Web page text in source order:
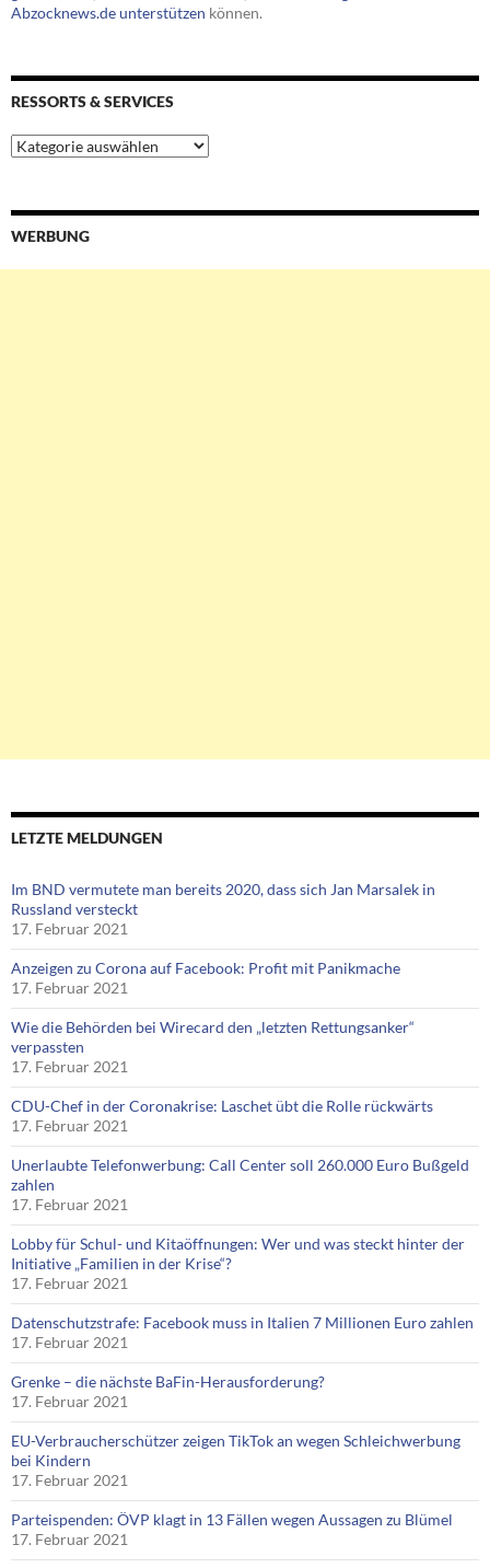
Abzocknews.de unterstützen können.
RESSORTS & SERVICES
Ressorts
&
WERBUNG
LETZTE MELDUNGEN
Im BND vermutete man bereits 2020, dass sich Jan Marsalek in
Russland versteckt
17. Februar 2021
Anzeigen zu Corona auf Facebook: Profit mit Panikmache
17. Februar 2021
Wie die Behörden bei Wirecard den „letzten Rettungsanker“
verpassten
17. Februar 2021
CDU-Chef in der Coronakrise: Laschet übt die Rolle rückwärts
17. Februar 2021
Unerlaubte Telefonwerbung: Call Center soll 260.000 Euro Bußgeld
zahlen
17. Februar 2021
Lobby für Schul- und Kitaöffnungen: Wer und was steckt hinter der
Initiative „Familien in der Krise“?
17. Februar 2021
Datenschutzstrafe: Facebook muss in Italien 7 Millionen Euro zahlen
17. Februar 2021
Grenke – die nächste BaFin-Herausforderung?
17. Februar 2021
EU-Verbraucherschützer zeigen TikTok an wegen Schleichwerbung
bei Kindern
17. Februar 2021
Parteispenden: ÖVP klagt in 13 Fällen wegen Aussagen zu Blümel
17. Februar 2021